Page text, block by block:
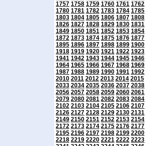
1757 1758 1759 1760 1761 1762
1780 1781 1782 1783 1784 1785
1803 1804 1805 1806 1807 1808
1826 1827 1828 1829 1830 1831
1849 1850 1851 1852 1853 1854
1872 1873 1874 1875 1876 1877
1895 1896 1897 1898 1899 1900
1918 1919 1920 1921 1922 1923
1941 1942 1943 1944 1945 1946
1964 1965 1966 1967 1968 1969
1987 1988 1989 1990 1991 1992
2010 2011 2012 2013 2014 2015
2033 2034 2035 2036 2037 2038
2056 2057 2058 2059 2060 2061
2079 2080 2081 2082 2083 2084
2102 2103 2104 2105 2106 2107
2126 2127 2128 2129 2130 2131
2149 2150 2151 2152 2153 2154
2172 2173 2174 2175 2176 2177
2195 2196 2197 2198 2199 2200
2218 2219 2220 2221 2222 2223